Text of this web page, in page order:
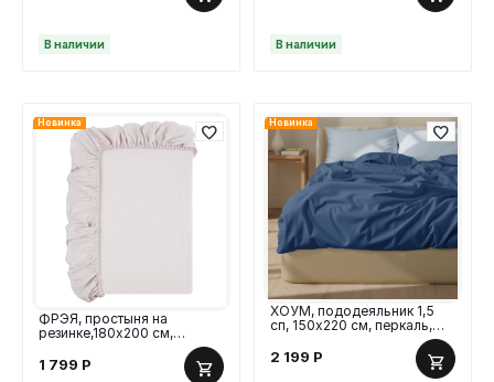
В наличии В наличии
Новинка
ФРЭЯ, простыня на
резинке,180х200 см,
1 799 Р
Новинка
ХОУМ, пододеяльник 1,5
сп, 150х220 см, перкаль,
2 199 Р